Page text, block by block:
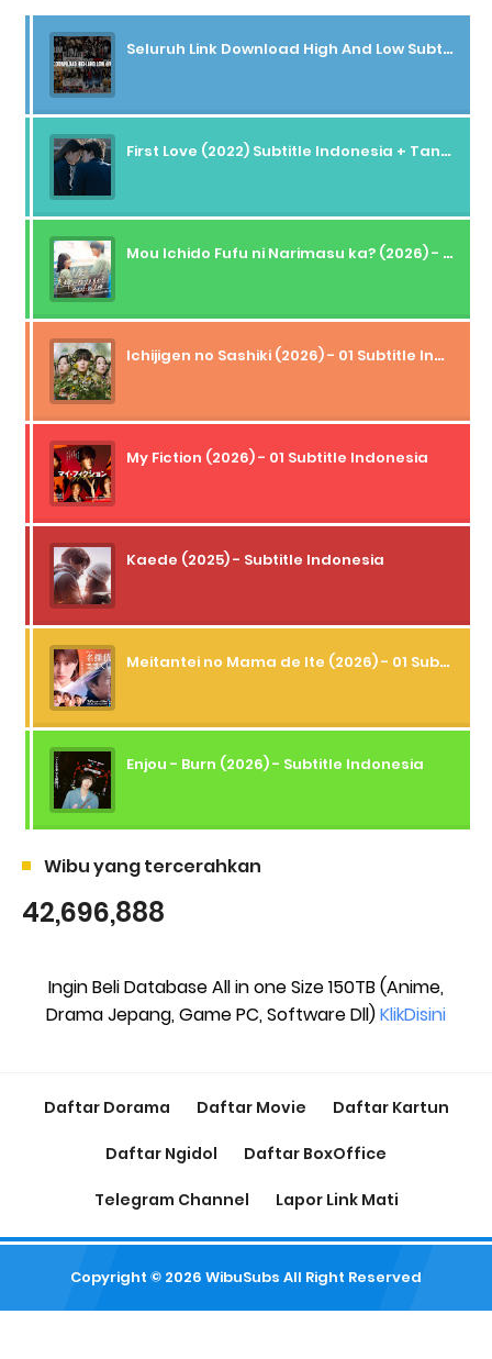
Seluruh Link Download High And Low Subtitle Indonesia
First Love (2022) Subtitle Indonesia + Tanpa Iklan + Streaming + 1080p
Mou Ichido Fufu ni Narimasu ka? (2026) - 01 Subtitle Indonesia
Ichijigen no Sashiki (2026) - 01 Subtitle Indonesia
My Fiction (2026) - 01 Subtitle Indonesia
Kaede (2025) - Subtitle Indonesia
Meitantei no Mama de Ite (2026) - 01 Subtitle Indonesia
Enjou - Burn (2026) - Subtitle Indonesia
Wibu yang tercerahkan
42,696,888
Ingin Beli Database All in one Size 150TB (Anime,
Drama Jepang, Game PC, Software Dll)KlikDisini
Daftar Dorama Daftar Movie Daftar Kartun
Daftar Ngidol Daftar BoxOffice
Telegram Channel Lapor Link Mati
Copyright © 2026 WibuSubs All Right Reserved